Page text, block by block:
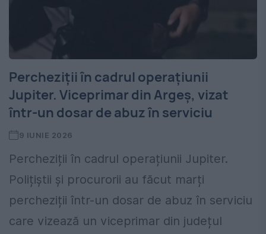
Percheziții în cadrul operațiunii
Jupiter. Viceprimar din Argeș, vizat
într-un dosar de abuz în serviciu
9 IUNIE 2026
Percheziții în cadrul operațiunii Jupiter.
Polițiștii și procurorii au făcut marți
percheziții într-un dosar de abuz în serviciu
care vizează un viceprimar din județul